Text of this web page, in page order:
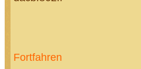
Fortfahren